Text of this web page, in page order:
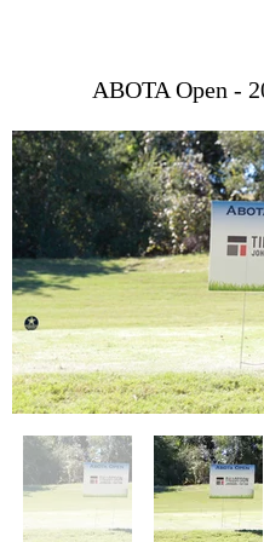
ABOTA Open -